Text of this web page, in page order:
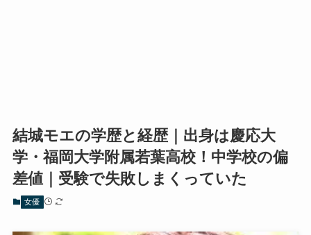
結城モエの学歴と経歴｜出身は慶応大
学・福岡大学附属若葉高校！中学校の偏
差値｜受験で失敗しまくっていた
女優